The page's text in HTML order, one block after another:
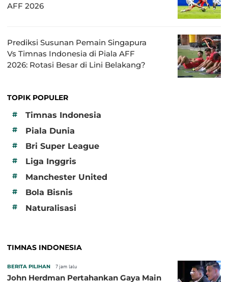
AFF 2026
Prediksi Susunan Pemain Singapura
Vs Timnas Indonesia di Piala AFF
2026: Rotasi Besar di Lini Belakang?
TOPIK POPULER
#
Timnas Indonesia
# Piala Dunia
# Bri Super League
# Liga Inggris
# Manchester United
# Bola Bisnis
# Naturalisasi
TIMNAS INDONESIA
BERITA PILIHAN 7 jam lalu
John Herdman Pertahankan Gaya Main